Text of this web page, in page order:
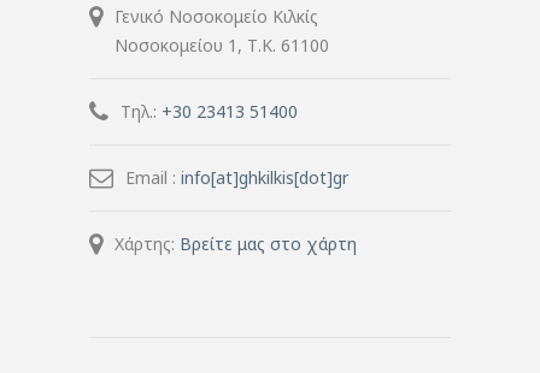
Γενικό Νοσοκομείο Κιλκίς
Νοσοκομείου 1, Τ.Κ. 61100
Τηλ.: +30 23413 51400
Email : info[at]ghkilkis[dot]gr
Χάρτης: Βρείτε μας στο χάρτη